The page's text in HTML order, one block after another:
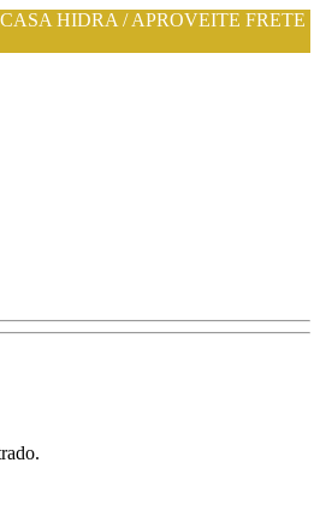
HIDRA / APROVEITE FRETE